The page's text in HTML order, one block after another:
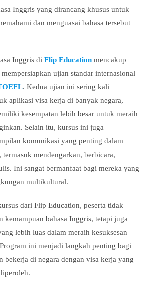
Inggris yang dirancang khusus untuk
dan menguasai bahasa tersebut
Inggris diFlip Education mencakup
ujian standar internasional
. Kedua ujian ini sering kali
aplikasi visa kerja di banyak negara,
kesempatan lebih besar untuk meraih
Selain itu, kursus ini juga
komunikasi yang penting dalam
mendengarkan, berbicara,
Ini sangat bermanfaat bagi mereka yang
multikultural.
dari Flip Education, peserta tidak
kemampuan bahasa Inggris, tetapi juga
lebih luas dalam meraih kesuksesan
ini menjadi langkah penting bagi
bekerja di negara dengan visa kerja yang